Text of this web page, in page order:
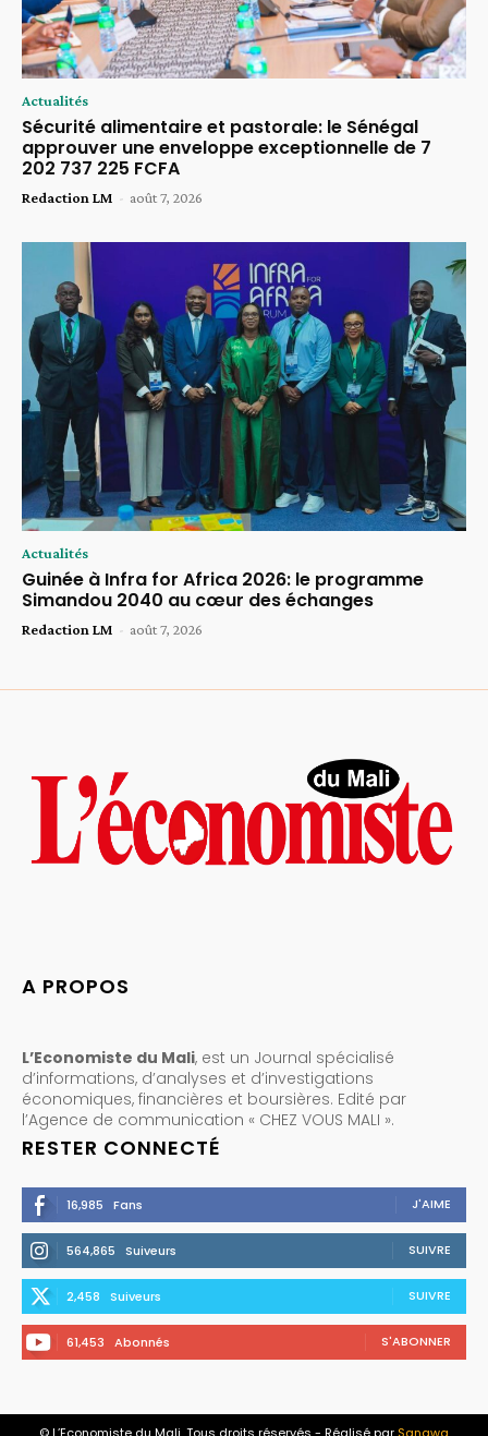
Actualités
Sécurité alimentaire et pastorale: le Sénégal
approuver une enveloppe exceptionnelle de 7
202 737 225 FCFA
Redaction LM - août 7, 2026
Actualités
Guinée à Infra for Africa 2026: le programme
Simandou 2040 au cœur des échanges
Redaction LM - août 7, 2026
A PROPOS
L’Economiste du Mali, est un Journal spécialisé
d’informations, d’analyses et d’investigations
économiques, financières et boursières. Edité par
l’Agence de communication « CHEZ VOUS MALI ».
RESTER CONNECTÉ
16,985 Fans J'AIME
564,865 Suiveurs SUIVRE
2,458 Suiveurs SUIVRE
61,453 Abonnés S'ABONNER
© L’Economiste du Mali. Tous droits réservés - Réalisé par Sanawa